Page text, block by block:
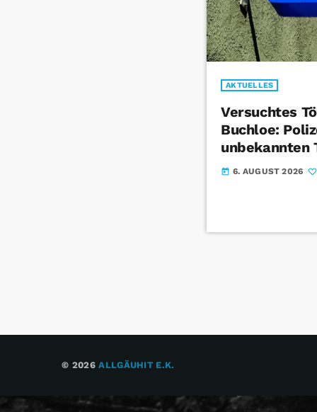
AKTUELLES
Versuchtes
Buchloe:
unbekannten
today 6. AUGUST 2026
© 2026ALLGÄUHIT E.K.